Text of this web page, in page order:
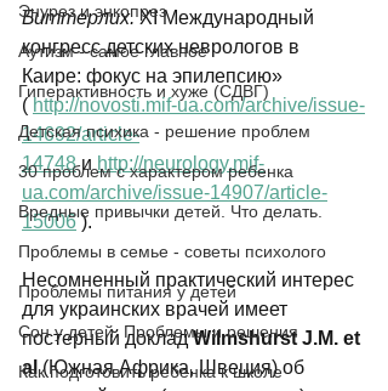
Энурез и энкопрез
Аутизм - самое главное
Гиперактивность и хуже (СДВГ)
Детская психика - решение проблем
30 проблем с характером ребенка
Вредные привычки детей. Что делать.
Проблемы в семье - советы психолого
Проблемы питания у детей
Сон у детей. Проблемы и решения
Как подготовить ребенка к школе
Биттеpлих. XI Международный
конгресс детских неврологов в
Каире: фокус на эпилепсию»
( http://novosti.mif-ua.com/archive/issue-
14692/article-
14748 и http://neurology.mif-
ua.com/archive/issue-14907/article-
15006 ).
Несомненный практический интерес
для украинских врачей имеет
постерный доклад Wilmshurst J.M. et
al (Южная Африка, Швеция) об